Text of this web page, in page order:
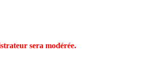
sera modérée.